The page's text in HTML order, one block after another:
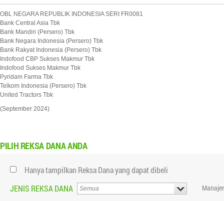
OBL NEGARA REPUBLIK INDONESIA SERI FR0081
Bank Central Asia Tbk
Bank Mandiri (Persero) Tbk
Bank Negara Indonesia (Persero) Tbk
Bank Rakyat Indonesia (Persero) Tbk
Indofood CBP Sukses Makmur Tbk
Indofood Sukses Makmur Tbk
Pyridam Farma Tbk
Telkom Indonesia (Persero) Tbk
United Tractors Tbk
(September 2024)
PILIH REKSA DANA ANDA
Hanya tampilkan Reksa Dana yang dapat dibeli
JENIS REKSA DANA